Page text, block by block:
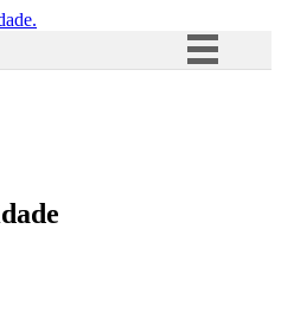
Acesso à informação